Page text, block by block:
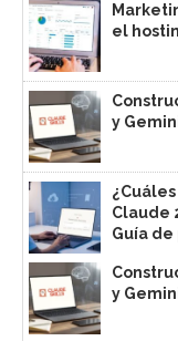
el
y
Claude
Guía
y